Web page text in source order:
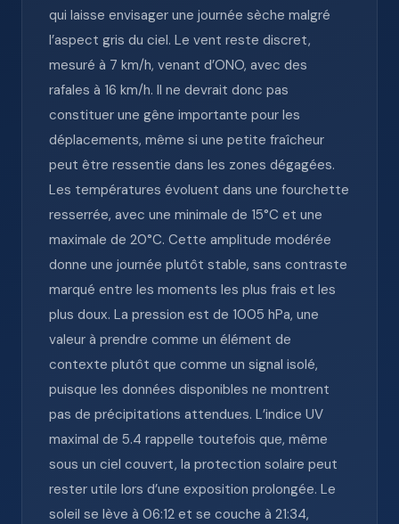
qui laisse envisager une journée sèche malgré
l’aspect gris du ciel. Le vent reste discret,
mesuré à 7 km/h, venant d’ONO, avec des
rafales à 16 km/h. Il ne devrait donc pas
constituer une gêne importante pour les
déplacements, même si une petite fraîcheur
peut être ressentie dans les zones dégagées.
Les températures évoluent dans une fourchette
resserrée, avec une minimale de 15°C et une
maximale de 20°C. Cette amplitude modérée
donne une journée plutôt stable, sans contraste
marqué entre les moments les plus frais et les
plus doux. La pression est de 1005 hPa, une
valeur à prendre comme un élément de
contexte plutôt que comme un signal isolé,
puisque les données disponibles ne montrent
pas de précipitations attendues. L’indice UV
maximal de 5.4 rappelle toutefois que, même
sous un ciel couvert, la protection solaire peut
rester utile lors d’une exposition prolongée. Le
soleil se lève à 06:12 et se couche à 21:34,